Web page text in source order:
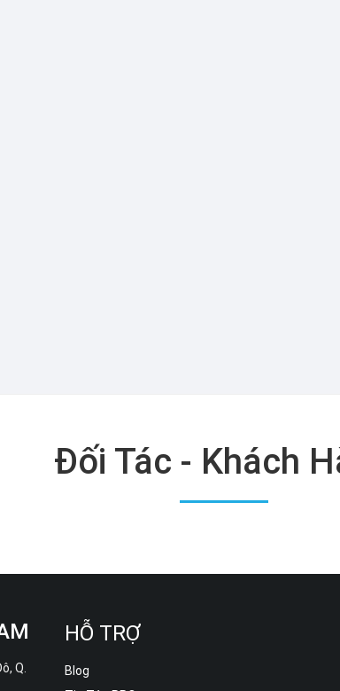
Đối Tác - Khách
Q.
HỖ TRỢ
Blog